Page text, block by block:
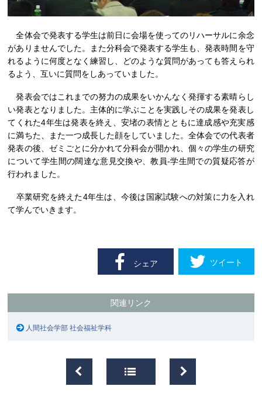
全体会で発表する学生は前日に会場を使ってのリハーサルに余念
がありませんでした。また分科会で発表する学生も、発表時間を守
れるように何度となく練習し、どのような質問があっても答えられ
るよう、互いに質問をしあっていました。
発表会ではこれまでの努力の成果をいかんなく発揮する素晴らし
い発表となりました。主体的に学ぶことを実践しその成果を発表し
てくれた4年生は発表を終え、安堵の表情とともに達成感や充実感
に満ちた、また一つ成長した顔をしていました。全体会での代表者
発表の後、ゼミごとに分かれて分科会が開かれ、個々の学生の研究
について学生間の闊達な意見交換や、教員-学生間での質疑応答が
行われました。
卒業研究を終えた4年生は、今後は国家試験への対策に力を入れ
て学んでいきます。
シェア ツイート
関連リンク
人間社会学部 社会福祉学科